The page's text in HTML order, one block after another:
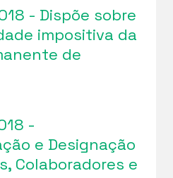
- Dispõe sobre
impositiva da
de
-
e Designação
Colaboradores e